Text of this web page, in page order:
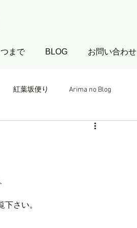
まで BLOG お問い合わせ
紅葉坂便り Arima no Blog
さい。